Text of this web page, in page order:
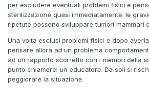
per escludere eventuali problemi fisici e
sterilizzazione quasi immediatamente. le
ripetute possono sviluppare tumori mammari
Una volta esclusi problemi fisici e dopo
pensare allora ad un problema
ad un rapporto scorretto con i membri della
punto chiamerei un educatore. Da soli si
peggiorare la situazione.